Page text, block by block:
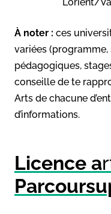
À noter : ces
variées
pédagogiques,
conseille de te
Arts de chacune
d’informations.
Licence a